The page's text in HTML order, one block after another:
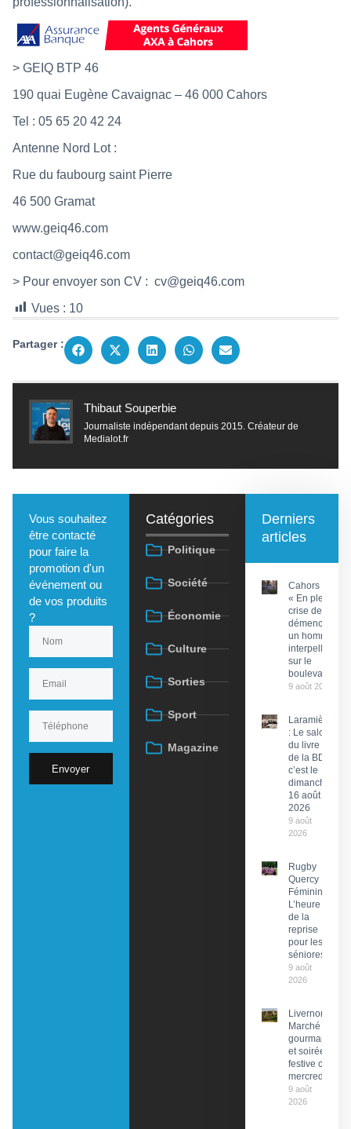
> GEIQ BTP 46
190 quai Eugène Cavaignac – 46 000 Cahors
Tel : 05 65 20 42 24
Antenne Nord Lot :
Rue du faubourg saint Pierre
46 500 Gramat
www.geiq46.com
contact@geiq46.com
> Pour envoyer son CV : cv@geiq46.com
Vues : 10
Partager :
Thibaut Souperbie
Journaliste indépendant depuis 2015. Créateur de
Medialot.fr
Vous souhaitez
être contacté
pour faire la
promotion d'un
événement ou
de vos produits
?
Envoyer
Catégories
Politique
Société
Économie
Culture
Sorties
Sport
Magazine
Derniers
articles
Cahors :
« En pleine
crise de
démence »,
un homme
interpellé
sur le
boulevard
9 août 2026
Laramière
: Le salon
du livre et
de la BD,
c’est le
dimanche
16 août
2026
9 août
2026
Rugby
Quercy
Féminin :
L’heure
de la
reprise
pour les
séniores
9 août
2026
Livernon :
Marché
gourmand
et soirée
festive ce
mercredi
9 août
2026